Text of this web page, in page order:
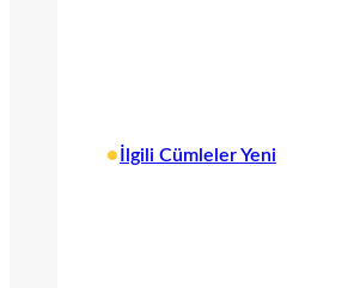
• İlgili Cümleler Yeni